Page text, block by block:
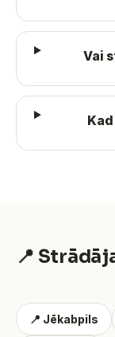
Vai
📍
📍 Jēkabpils